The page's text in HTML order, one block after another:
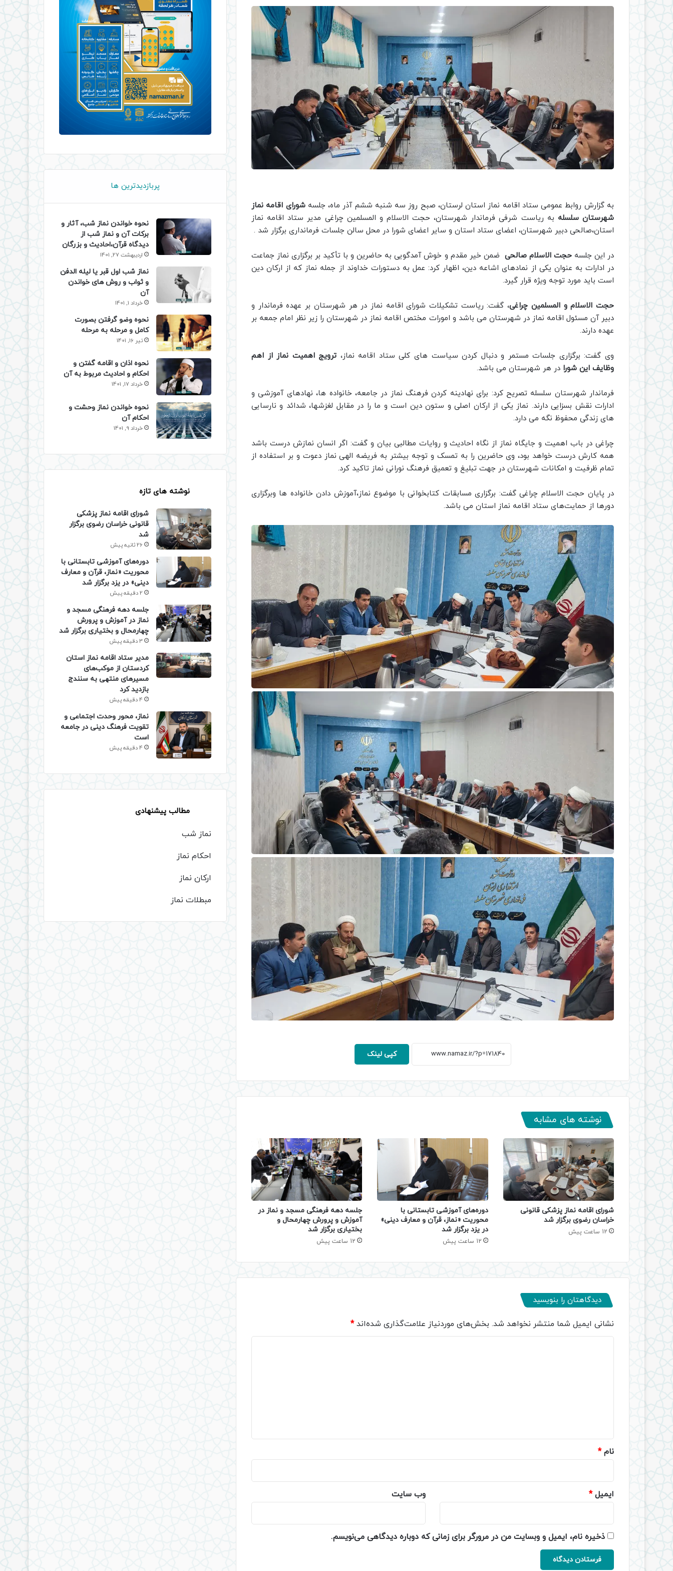
به گزارش روابط عمومی ستاد اقامه نماز استان لرستان، صبح روز سه شنبه ششم آذر ماه، جلسهشورای اقامه نماز
شهرستان سلسله به ریاست شرفی فرماندار شهرستان، حجت الاسلام و المسلمین چراغی مدیر ستاد اقامه نماز
استان،صالحی دبیر شهرستان، اعضای ستاد استان و سایر اعضای شورا در محل سالن جلسات فرمانداری برگزار شد .
در این جلسهحجت الاسلام صالحی ضمن خیر مقدم و خوش آمدگویی به حاضرین و با تأکید بر برگزاری نماز جماعت
در ادارات به‌ عنوان یکی از نمادهای اشاعه دین، اظهار کرد: عمل به دستورات خداوند از جمله نماز که از ارکان دین
است باید مورد توجه ویژه قرار گیرد.
حجت الاسلام و المسلمین چراغی، گفت: ریاست تشکیلات شورای اقامه نماز در هر شهرستان بر عهده فرماندار و
دبیر آن مسئول اقامه نماز در شهرستان می باشد و امورات مختص اقامه نماز در شهرستان را زیر نظر امام جمعه بر
عهده دارند.
وی گفت: برگزاری جلسات مستمر و دنبال کردن سیاست های کلی ستاد اقامه نماز، ترویج اهمیت نماز از اهم
وظایف این شورا در هر شهرستان می باشد.
فرماندار شهرستان سلسله تصریح کرد: برای نهادینه کردن فرهنگ نماز در جامعه، خانواده ها، نهادهای آموزشی و
ادارات نقش بسزایی دارند. نماز یکی از ارکان اصلی و ستون دین است و ما را در مقابل لغزشها، شدائد و نارسایی
های زندگی محفوظ نگه می دارد.
چراغی در باب اهمیت و جایگاه نماز از نگاه احادیث و روایات مطالبی بیان و گفت: اگر انسان نمازش درست باشد
همه کارش درست خواهد بود، وی حاضرین را به تمسک و توجه بیشتر به فریضه الهی نماز دعوت و بر استفاده از
تمام ظرفیت و امکانات شهرستان در جهت تبلیغ و تعمیق فرهنگ نورانی نماز تاکید کرد.
در پایان حجت الاسلام چراغی گفت: برگزاری مسابقات کتابخوانی با موضوع نماز،آموزش دادن خانواده ها وبرگزاری
دورها از حمایت‌های ستاد اقامه نماز استان می باشد.
کپی لینک
نوشته های مشابه
شورای اقامه نماز پزشکی قانونی
خراسان رضوی برگزار شد
12 ساعت پیش
دوره‌های آموزشی تابستانی با
محوریت «نماز، قرآن و معارف دینی»
در یزد برگزار شد
12 ساعت پیش
جلسه دهه فرهنگی مسجد و نماز در
آموزش و پرورش چهارمحال و
بختیاری برگزار شد
12 ساعت پیش
دیدگاهتان را بنویسید
نشانی ایمیل شما منتشر نخواهد شد. بخش‌های موردنیاز علامت‌گذاری شده‌اند*
نام*
ایمیل* وب‌ سایت
ذخیره نام، ایمیل و وبسایت من در مرورگر برای زمانی که دوباره دیدگاهی می‌نویسم.
پربازدیدترین ها
نحوه خواندن نماز شب، آثار و
برکات آن و نماز شب از
دیدگاه قرآن،احادیث و بزرگان
اردیبهشت 27, 1401
نماز شب اول قبر یا لیله الدفن
و ثواب و روش های خواندن
آن
خرداد 1, 1401
نحوه وضو گرفتن بصورت
کامل و مرحله به مرحله
تیر 16, 1401
نحوه اذان و اقامه گفتن و
احکام و احادیث مربوط به آن
خرداد 17, 1401
نحوه خواندن نماز وحشت و
احکام آن
خرداد 9, 1401
نوشته های تازه
شورای اقامه نماز پزشکی
قانونی خراسان رضوی برگزار
شد
26 ثانیه پیش
دوره‌های آموزشی تابستانی با
محوریت «نماز، قرآن و معارف
دینی» در یزد برگزار شد
2 دقیقه پیش
جلسه دهه فرهنگی مسجد و
نماز در آموزش و پرورش
چهارمحال و بختیاری برگزار شد
3 دقیقه پیش
مدیر ستاد اقامه نماز استان
کردستان از موکب‌های
مسیرهای منتهی به سنندج
بازدید کرد
4 دقیقه پیش
نماز، محور وحدت اجتماعی و
تقویت فرهنگ دینی در جامعه
است
4 دقیقه پیش
مطالب پیشنهادی
نماز شب
احکام نماز
ارکان نماز
مبطلات نماز